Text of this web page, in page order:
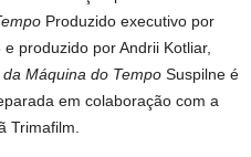
Produzido executivo por
produzido por Andrii Kotliar,
da Máquina do Tempo Suspilne é
em colaboração com a
Trimafilm.